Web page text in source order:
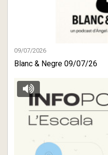
09/07/2026
Blanc & Negre 09/07/26